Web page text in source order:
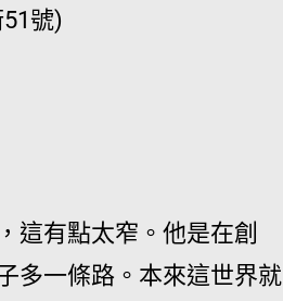
號)
這有點太窄。他是在創
多一條路。本來這世界就